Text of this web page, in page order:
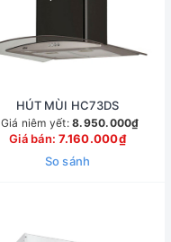
HÚT MÙI HC73DS
Giá niêm yết: 8.950.000₫
Giá bán:7.160.000₫
So sánh